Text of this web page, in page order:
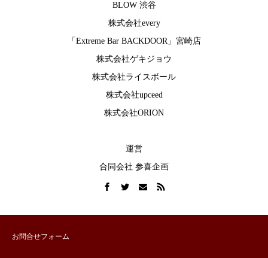
BLOW 渋谷
株式会社every
「Extreme Bar BACKDOOR」宮崎店
株式会社ゲキジョウ
株式会社ライスボール
株式会社upceed
株式会社ORION
運営
合同会社 参喜企画
お問合せフォーム